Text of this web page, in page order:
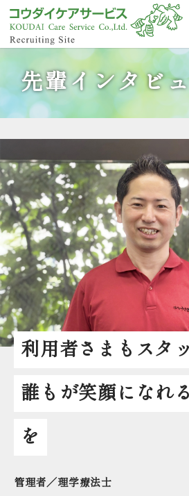
先輩インタビ
利用者さまもスタ
誰もが笑顔になれ
を
管理者／理学療法士